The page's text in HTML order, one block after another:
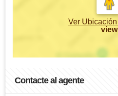
Ver Ubicación
view
Contacte al agente